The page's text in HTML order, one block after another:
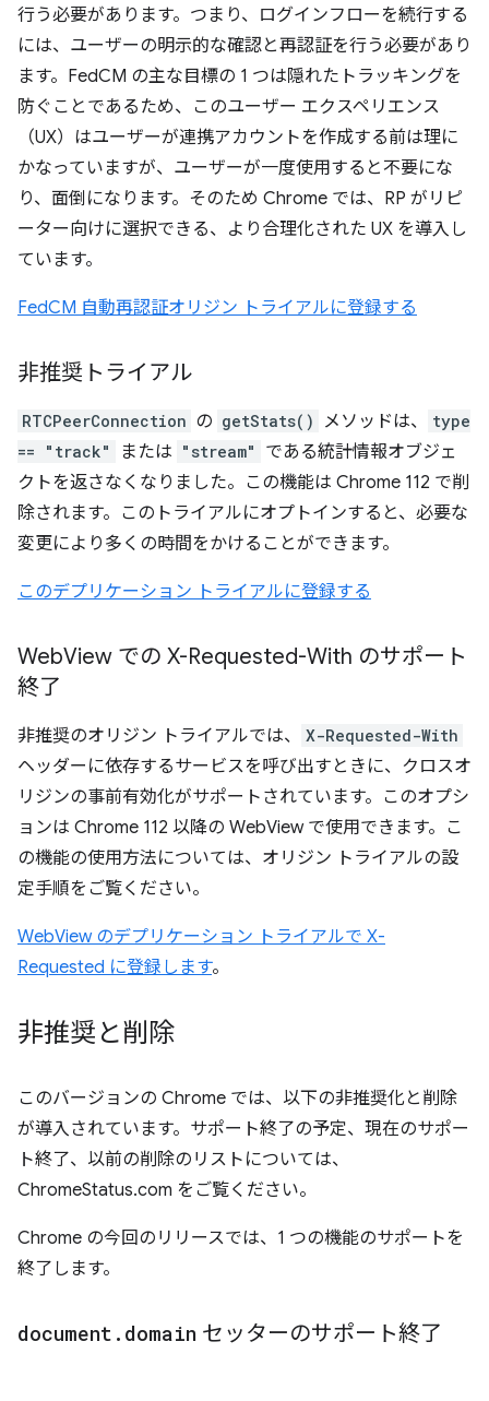
行う必要があります。つまり、ログインフローを続行する
には、ユーザーの明示的な確認と再認証を行う必要があり
ます。FedCM の主な目標の 1 つは隠れたトラッキングを
防ぐことであるため、このユーザー エクスペリエンス
（UX）はユーザーが連携アカウントを作成する前は理に
かなっていますが、ユーザーが一度使用すると不要にな
り、面倒になります。そのため Chrome では、RP がリピ
ーター向けに選択できる、より合理化された UX を導入し
ています。
FedCM 自動再認証オリジン トライアルに登録する
非推奨トライアル
RTCPeerConnection の getStats() メソッドは、
type
== "track"
または "stream"
である統計情報オブジェ
クトを返さなくなりました。この機能は Chrome 112 で削
除されます。このトライアルにオプトインすると、必要な
変更により多くの時間をかけることができます。
このデプリケーション トライアルに登録する
WebView での X-Requested-With のサポート
終了
非推奨のオリジン トライアルでは、 X-Requested-With
ヘッダーに依存するサービスを呼び出すときに、クロスオ
リジンの事前有効化がサポートされています。このオプシ
ョンは Chrome 112 以降の WebView で使用できます。こ
の機能の使用方法については、オリジン トライアルの設
定手順をご覧ください。
WebView のデプリケーション トライアルで X-
Requested に登録します。
非推奨と削除
このバージョンの Chrome では、以下の非推奨化と削除
が導入されています。サポート終了の予定、現在のサポー
ト終了、以前の削除のリストについては、
ChromeStatus.com をご覧ください。
Chrome の今回のリリースでは、1 つの機能のサポートを
終了します。
document . domain セッターのサポート終了